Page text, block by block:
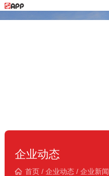
企业动态
首页/ 企业动态/ 企业新闻